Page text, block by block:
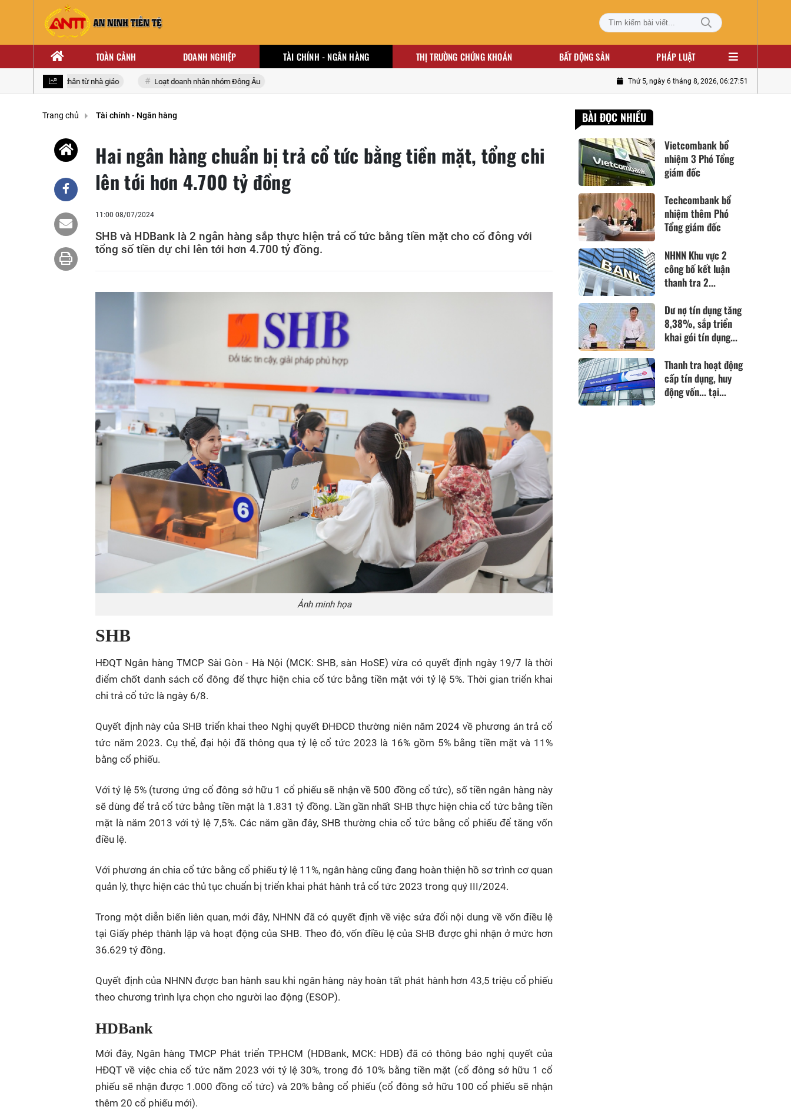
TOÀN CẢNH DOANH NGHIỆP TÀI CHÍNH - NGÂN HÀNG THỊ TRƯỜNG CHỨNG KHOÁN BẤT ĐỘNG SẢN PHÁP LUẬT
nhân xuất thân từ nhà giáo Loạt doanh nhân nhóm Đông Âu Thứ 5, ngày 6 tháng 8, 2026, 06:27:52
Trang chủ Tài chính - Ngân hàng
Hai ngân hàng chuẩn bị trả cổ tức bằng tiền mặt, tổng chi
lên tới hơn 4.700 tỷ đồng
11:00 08/07/2024
SHB và HDBank là 2 ngân hàng sắp thực hiện trả cổ tức bằng tiền mặt cho cổ đông với
tổng số tiền dự chi lên tới hơn 4.700 tỷ đồng.
Ảnh minh họa
SHB
HĐQT Ngân hàng TMCP Sài Gòn - Hà Nội (MCK: SHB, sàn HoSE) vừa có quyết định ngày 19/7 là thời
điểm chốt danh sách cổ đông để thực hiện chia cổ tức bằng tiền mặt với tỷ lệ 5%. Thời gian triển khai
chi trả cổ tức là ngày 6/8.
Quyết định này của SHB triển khai theo Nghị quyết ĐHĐCĐ thường niên năm 2024 về phương án trả cổ
tức năm 2023. Cụ thể, đại hội đã thông qua tỷ lệ cổ tức 2023 là 16% gồm 5% bằng tiền mặt và 11%
bằng cổ phiếu.
Với tỷ lệ 5% (tương ứng cổ đông sở hữu 1 cổ phiếu sẽ nhận về 500 đồng cổ tức), số tiền ngân hàng này
sẽ dùng để trả cổ tức bằng tiền mặt là 1.831 tỷ đồng. Lần gần nhất SHB thực hiện chia cổ tức bằng tiền
mặt là năm 2013 với tỷ lệ 7,5%. Các năm gần đây, SHB thường chia cổ tức bằng cổ phiếu để tăng vốn
điều lệ.
Với phương án chia cổ tức bằng cổ phiếu tỷ lệ 11%, ngân hàng cũng đang hoàn thiện hồ sơ trình cơ quan
quản lý, thực hiện các thủ tục chuẩn bị triển khai phát hành trả cổ tức 2023 trong quý III/2024.
Trong một diễn biến liên quan, mới đây, NHNN đã có quyết định về việc sửa đổi nội dung về vốn điều lệ
tại Giấy phép thành lập và hoạt động của SHB. Theo đó, vốn điều lệ của SHB được ghi nhận ở mức hơn
36.629 tỷ đồng.
Quyết định của NHNN được ban hành sau khi ngân hàng này hoàn tất phát hành hơn 43,5 triệu cổ phiếu
theo chương trình lựa chọn cho người lao động (ESOP).
HDBank
Mới đây, Ngân hàng TMCP Phát triển TP.HCM (HDBank, MCK: HDB) đã có thông báo nghị quyết của
HĐQT về việc chia cổ tức năm 2023 với tỷ lệ 30%, trong đó 10% bằng tiền mặt (cổ đông sở hữu 1 cổ
phiếu sẽ nhận được 1.000 đồng cổ tức) và 20% bằng cổ phiếu (cổ đông sở hữu 100 cổ phiếu sẽ nhận
thêm 20 cổ phiếu mới).
BÀI ĐỌC NHIỀU
Vietcombank bổ
nhiệm 3 Phó Tổng
giám đốc
Techcombank bổ
nhiệm thêm Phó
Tổng giám đốc
NHNN Khu vực 2
công bố kết luận
thanh tra 2...
Dư nợ tín dụng tăng
8,38%, sắp triển
khai gói tín dụng...
Thanh tra hoạt động
cấp tín dụng, huy
động vốn... tại...